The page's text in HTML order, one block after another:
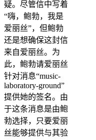
疑。尽管信中写着
“嗨，鲍勃，我是
爱丽丝”，但鲍勃
还是想确保这封信
来自爱丽丝。为
此，鲍勃请爱丽丝
针对消息“music-
laboratory-ground”
提供她的签名。由
于这条消息是由鲍
勃选择，只要爱丽
丝能够提供与其验